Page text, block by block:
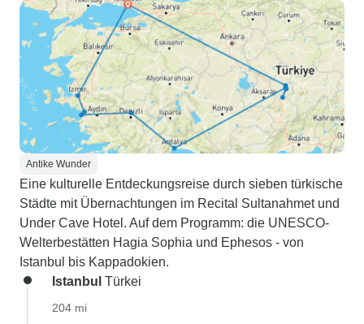
Antike Wunder
Eine kulturelle Entdeckungsreise durch sieben türkische
Städte mit Übernachtungen im Recital Sultanahmet und
Under Cave Hotel. Auf dem Programm: die UNESCO-
Welterbestätten Hagia Sophia und Ephesos - von
Istanbul bis Kappadokien.
Istanbul Türkei
204 mi